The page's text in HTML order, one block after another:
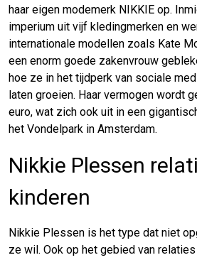
haar eigen modemerk NIKKIE op.
imperium uit vijf kledingmerken en
internationale modellen zoals Kate
een enorm goede zakenvrouw
hoe ze in het tijdperk van sociale
laten groeien. Haar vermogen wordt
euro, wat zich ook uit in een
het Vondelpark in Amsterdam.
Nikkie Plessen
kinderen
Nikkie Plessen is het type dat niet
ze wil. Ook op het gebied van